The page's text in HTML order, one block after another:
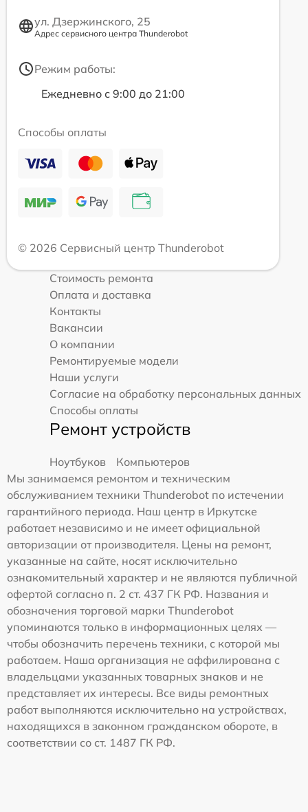
ул. Дзержинского, 25
Адрес сервисного центра Thunderobot
Режим работы:
Ежедневно с 9:00 до 21:00
Способы оплаты
© 2026 Сервисный центр Thunderobot
Стоимость ремонта
Оплата и доставка
Контакты
Вакансии
О компании
Ремонтируемые модели
Наши услуги
Согласие на обработку персональных данных
Способы оплаты
Ремонт устройств
Ноутбуков
Компьютеров
Мы занимаемся ремонтом и техническим
обслуживанием техники Thunderobot по истечении
гарантийного периода. Наш центр в Иркутске
работает независимо и не имеет официальной
авторизации от производителя. Цены на ремонт,
указанные на сайте, носят исключительно
ознакомительный характер и не являются публичной
офертой согласно п. 2 ст. 437 ГК РФ. Названия и
обозначения торговой марки Thunderobot
упоминаются только в информационных целях —
чтобы обозначить перечень техники, с которой мы
работаем. Наша организация не аффилирована с
владельцами указанных товарных знаков и не
представляет их интересы. Все виды ремонтных
работ выполняются исключительно на устройствах,
находящихся в законном гражданском обороте, в
соответствии со ст. 1487 ГК РФ.